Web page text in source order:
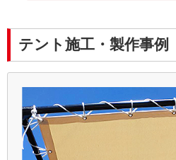
テント施工・製作事例